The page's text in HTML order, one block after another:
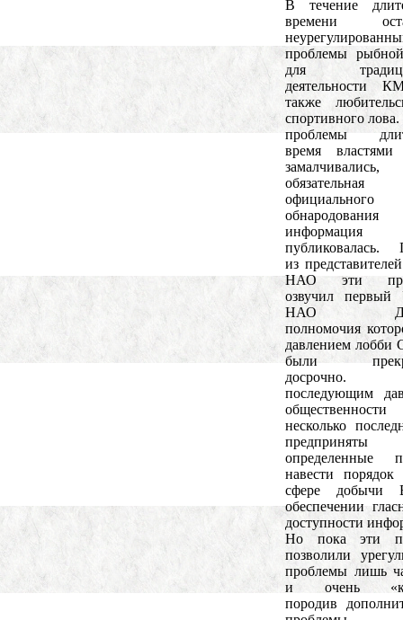
В течение
времени
проблемы
для
деятельности
также
спортивного
проблемы
время властями
официального
обнародования
публиковалась.
из
НАО эти
озвучил
НАО
полномочия
давлением
были
последующим
несколько
предприняты
определенные
навести
сфере
обеспечении
доступности
Но пока эти
позволили
проблемы лишь
и очень
породив